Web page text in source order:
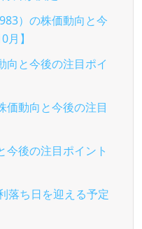
）の株価動向と今
】
向と今後の注目ポイ
価動向と今後の注目
今後の注目ポイント
落ち日を迎える予定